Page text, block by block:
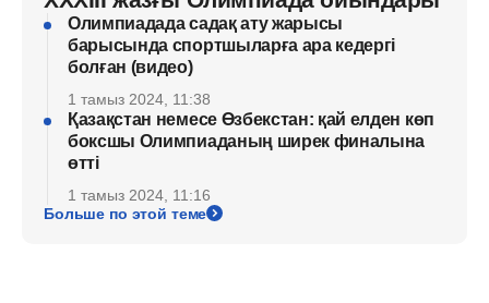
Олимпиадада садақ ату жарысы
барысында спортшыларға ара кедергі
болған (видео)
1 тамыз 2024, 11:38
Қазақстан немесе Өзбекстан: қай елден көп
боксшы Олимпиаданың ширек финалына
өтті
1 тамыз 2024, 11:16
Больше по этой теме